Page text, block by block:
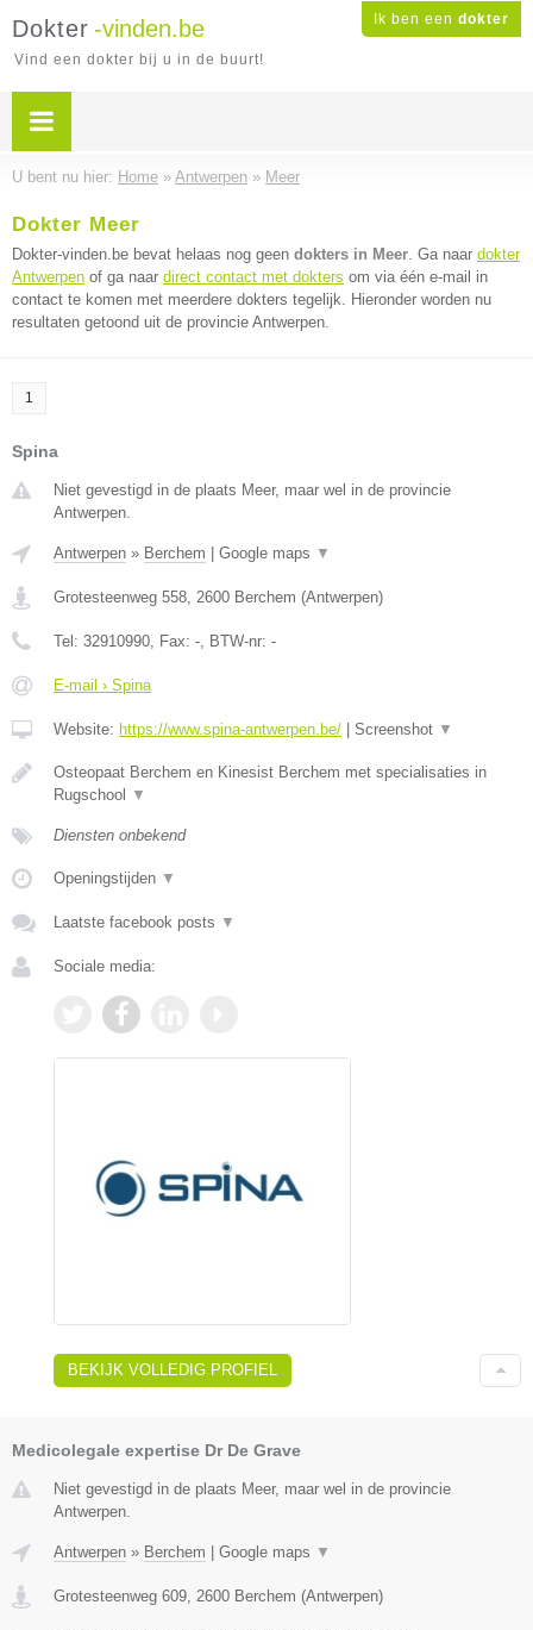
Ik ben een dokter
Dokter -vinden.be
Vind een dokter bij u in de buurt!
U bent nu hier: Home » Antwerpen » Meer
Dokter Meer
Dokter-vinden.be bevat helaas nog geen dokters in Meer. Ga naar dokter
Antwerpen of ga naar direct contact met dokters om via één e-mail in
contact te komen met meerdere dokters tegelijk. Hieronder worden nu
resultaten getoond uit de provincie Antwerpen.
1
Spina
Niet gevestigd in de plaats Meer, maar wel in de provincie
Antwerpen.
Antwerpen » Berchem Google maps ▼
Grotesteenweg 558, 2600 Berchem (Antwerpen)
Tel: 32910990, Fax: -, BTW-nr: -
E-mail › Spina
Website: https://www.spina-antwerpen.be/ Screenshot ▼
Osteopaat Berchem en Kinesist Berchem met specialisaties in
Rugschool
▼
Diensten onbekend
Openingstijden ▼
Laatste facebook posts ▼
Sociale media:
BEKIJK VOLLEDIG PROFIEL
Medicolegale expertise Dr De Grave
Niet gevestigd in de plaats Meer, maar wel in de provincie
Antwerpen.
Antwerpen » Berchem Google maps ▼
Grotesteenweg 609, 2600 Berchem (Antwerpen)